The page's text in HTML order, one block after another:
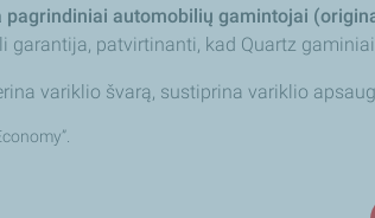
automobilių gamintojai
patvirtinanti, kad Quartz
variklio švarą, sustiprina variklio